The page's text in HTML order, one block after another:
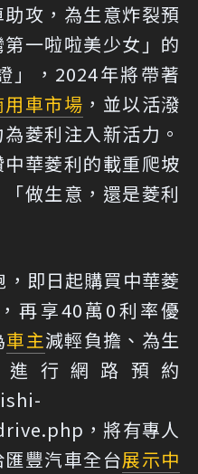
攻，為生意炸裂預
一啦啦美少女」的
」，2024年將帶著
用車市場 ，並以活潑
菱利注入新活力。
華菱利的載重爬坡
做生意，還是菱利
即日起購買中華菱
再享40萬0利率優
車主減輕負擔、為生
行網路預約
，將有專人
豐汽車全台展示中